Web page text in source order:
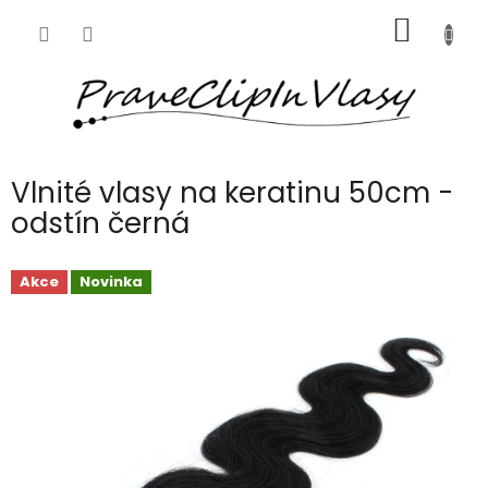
KOŠÍK
Vlnité vlasy na keratinu 50cm -
odstín černá
Akce Novinka